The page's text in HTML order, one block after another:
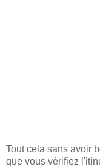
Tout cela sans avoir
que vous vérifiez